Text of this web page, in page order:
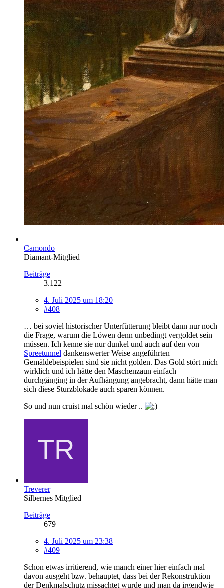
Camondo
Diamant-Mitglied
Beiträge
3.122
4. Juli 2025 um 18:20
#408
… bei soviel historischer Unterfütterung bleibt dann nur noch
die Frage, warum die Löwen denn unbedingt vergoldet sein
müssen. Ich kenne sie nur dunkel und auch auf den von
Spreetunnel dankenswerter Weise angeführten
Gemäldebeispielen sind sie nicht golden. Das Gold stört mich
wirklich und ich hätte den Maschenzaun einfach
durchgänging in der Aufhängung angebracht, dann hätte man
sich diese Sturzblokade auch sparen können.
So und nun cruist mal schön wieder ..
Treverer
Silbernes Mitglied
Beiträge
679
4. Juli 2025 um 23:38
#409
Schon etwas irritierend, wie manch einer hier einfach mal
davon ausgeht bzw. behauptet, dass bei der Rekonstruktion
der Denkmalschutz missachtet wurde und man da irgendwie